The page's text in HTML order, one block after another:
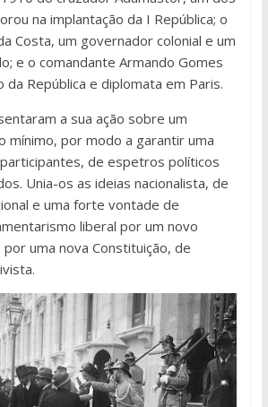
na implantação da I República; o
Costa, um governador colonial e um
e o comandante Armando Gomes
da República e diplomata em Paris.
a sua ação sobre um
mínimo, por modo a garantir uma
de espetros políticos
Unia-os as ideias nacionalista, de
e uma forte vontade de
liberal por um novo
uma nova Constituição, de